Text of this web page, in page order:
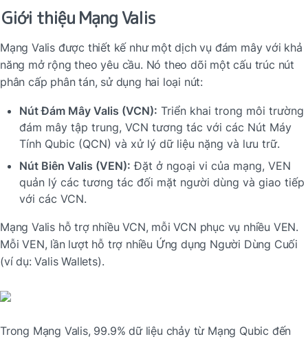
Giới thiệu Mạng Valis
Mạng Valis được thiết kế như một dịch vụ đám mây với khả
năng mở rộng theo yêu cầu. Nó theo dõi một cấu trúc nút
phân cấp phân tán, sử dụng hai loại nút:
Nút Đám Mây Valis (VCN): Triển khai trong môi trường
đám mây tập trung, VCN tương tác với các Nút Máy
Tính Qubic (QCN) và xử lý dữ liệu nặng và lưu trữ.
Nút Biên Valis (VEN): Đặt ở ngoại vi của mạng, VEN
quản lý các tương tác đối mặt người dùng và giao tiếp
với các VCN.
Mạng Valis hỗ trợ nhiều VCN, mỗi VCN phục vụ nhiều VEN.
Mỗi VEN, lần lượt hỗ trợ nhiều Ứng dụng Người Dùng Cuối
(ví dụ: Valis Wallets).
Trong Mạng Valis, 99.9% dữ liệu chảy từ Mạng Qubic đến